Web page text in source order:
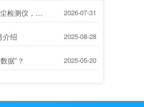
灰尘遮板少发15%电？装一台光伏灰尘检测仪，提升发电效率，清洗成本省20% 2026-07-31
介绍 2025-08-28
据”？ 2025-05-20